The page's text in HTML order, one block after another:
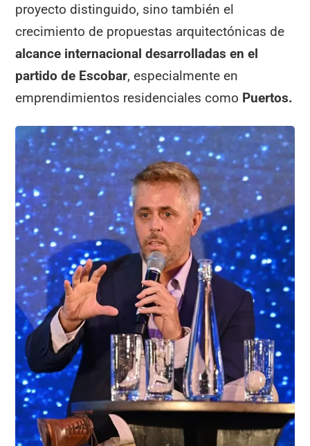
proyecto distinguido, sino también el
crecimiento de propuestas arquitectónicas de
alcance internacional desarrolladas en el
partido de Escobar, especialmente en
emprendimientos residenciales como Puertos.